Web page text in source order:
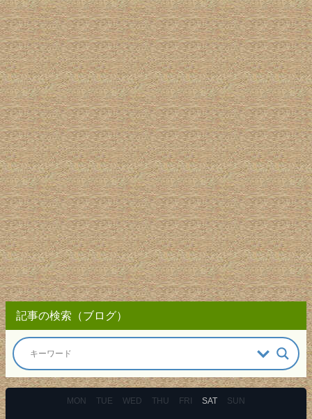
記事の検索（ブログ）
MON TUE WED THU FRI SAT SUN